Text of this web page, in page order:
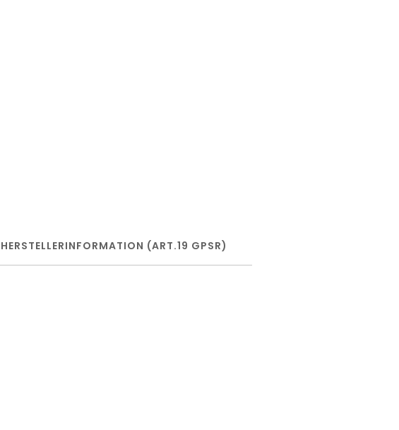
HERSTELLERINFORMATION (ART.19 GPSR)